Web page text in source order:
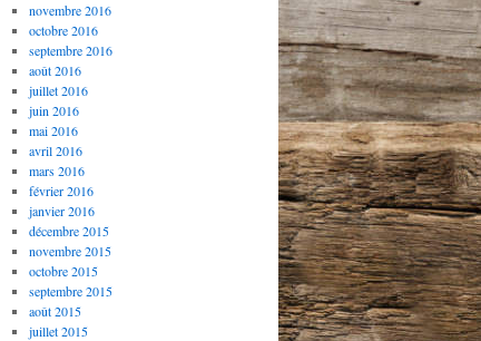
novembre 2016
octobre 2016
septembre 2016
août 2016
juillet 2016
juin 2016
mai 2016
avril 2016
mars 2016
février 2016
janvier 2016
décembre 2015
novembre 2015
octobre 2015
septembre 2015
août 2015
juillet 2015